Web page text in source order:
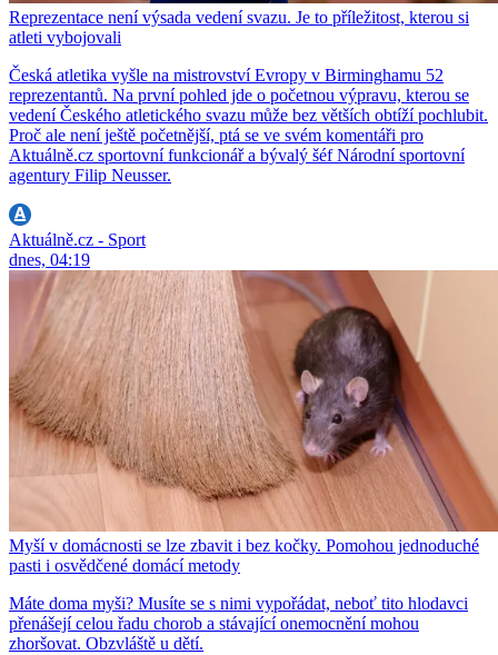
Reprezentace není výsada vedení svazu. Je to příležitost, kterou si
atleti vybojovali
Česká atletika vyšle na mistrovství Evropy v Birminghamu 52
reprezentantů. Na první pohled jde o početnou výpravu, kterou se
vedení Českého atletického svazu může bez větších obtíží pochlubit.
Proč ale není ještě početnější, ptá se ve svém komentáři pro
Aktuálně.cz sportovní funkcionář a bývalý šéf Národní sportovní
agentury Filip Neusser.
Aktuálně.cz - Sport
dnes, 04:19
Myší v domácnosti se lze zbavit i bez kočky. Pomohou jednoduché
pasti i osvědčené domácí metody
Máte doma myši? Musíte se s nimi vypořádat, neboť tito hlodavci
přenášejí celou řadu chorob a stávající onemocnění mohou
zhoršovat. Obzvláště u dětí.